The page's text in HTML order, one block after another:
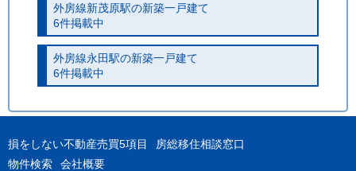
外房線新茂原駅の新築一戸建て
6件掲載中
外房線永田駅の新築一戸建て
6件掲載中
損をしない不動産売買5項目
房総移住相談窓口
物件検索
会社概要